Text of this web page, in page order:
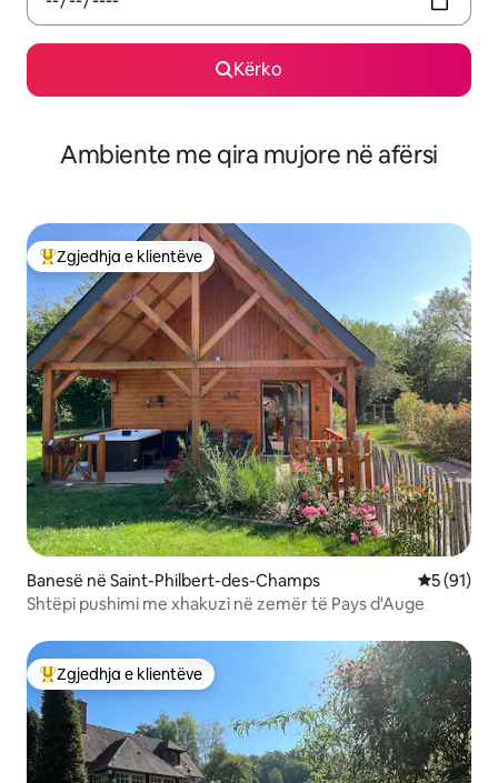
Kërko
Ambiente me qira mujore në afërsi
Më të mirat e zgjedhjeve të klientëve
Zgjedhja e klientëve
Banesë në Saint-Philbert-des-Champs Vlerësimi
5 (91)
Shtëpi pushimi me xhakuzi në zemër të Pays d'Auge
Më të mirat e zgjedhjeve të klientëve
Zgjedhja e klientëve